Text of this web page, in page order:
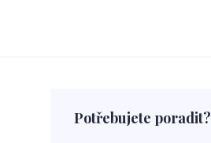
Potřebujete poradit?